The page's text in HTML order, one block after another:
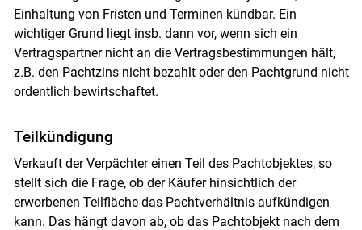
Einhaltung von Fristen und Terminen kündbar. Ein
wichtiger Grund liegt insb. dann vor, wenn sich ein
Vertragspartner nicht an die Vertragsbestimmungen hält,
z.B. den Pachtzins nicht bezahlt oder den Pachtgrund nicht
ordentlich bewirtschaftet.
Teilkündigung
Verkauft der Verpächter einen Teil des Pachtobjektes, so
stellt sich die Frage, ob der Käufer hinsichtlich der
erworbenen Teilfläche das Pachtverhältnis aufkündigen
kann. Das hängt davon ab, ob das Pachtobjekt nach dem